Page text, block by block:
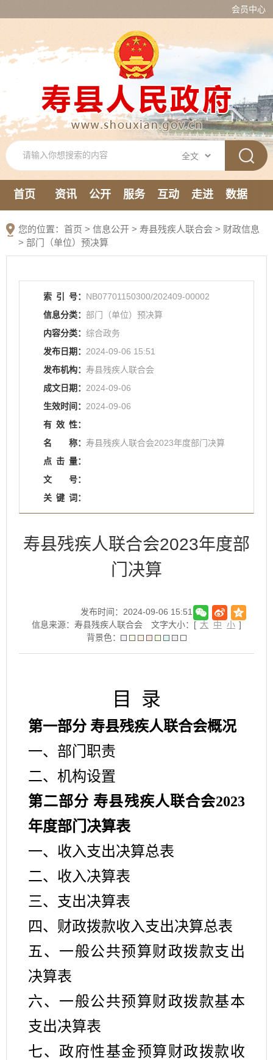
会员中心
首页 资讯 公开 服务 互动 走进
数据
您的位置： 首页 > 信息公开 > 寿县残疾人联合会 > 财政信息
> 部门（单位）预决算
索 引 号： NB07701150300/202409-00002
信息分类： 部门（单位）预决算
内容分类： 综合政务
发布日期： 2024-09-06 15:51
发布机构： 寿县残疾人联合会
成文日期： 2024-09-06
生效时间： 2024-09-06
有 效 性：
名
称： 寿县残疾人联合会2023年度部门决算
点 击 量：
文
号：
关 键 词：
寿县残疾人联合会2023年度部
门决算
发布时间：2024-09-06 15:51
信息来源：寿县残疾人联合会
文字大小：[ 大 中 小 ]
背景色：
目 录
第一部分 寿县残疾人联合会概况
一、部门职责
二、机构设置
第二部分 寿县残疾人联合会2023
年度部门决算表
一、收入支出决算总表
二、收入决算表
三、支出决算表
四、财政拨款收入支出决算总表
五、一般公共预算财政拨款支出
决算表
六、一般公共预算财政拨款基本
支出决算表
七、政府性基金预算财政拨款收